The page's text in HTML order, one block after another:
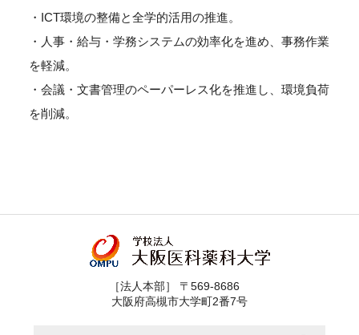
・ICT環境の整備と全学的活用の推進。
・人事・給与・学務システムの効率化を進め、事務作業
を軽減。
・会議・文書管理のペーパーレス化を推進し、環境負荷
を削減。
［法人本部］ 〒569-8686
大阪府高槻市大学町2番7号